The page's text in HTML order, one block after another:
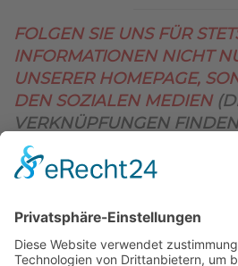
FOLGEN SIE UNS FÜR
INFORMATIONEN NICHT
UNSERER HOMEPAGE,
DEN SOZIALEN MEDIEN
VERKNÜPFUNGEN
OBEREN SEITENRAND)
BIENENZUCHTVEREIN